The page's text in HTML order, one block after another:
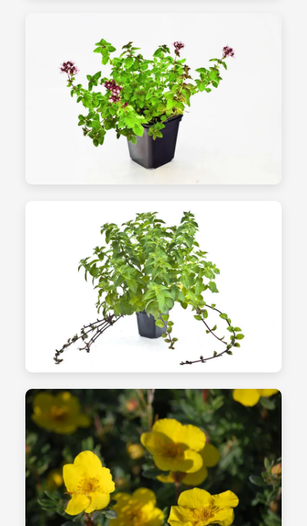
شتلات عالية الجودة
الشتلات - الصورة 24
الرعاية والتحكم